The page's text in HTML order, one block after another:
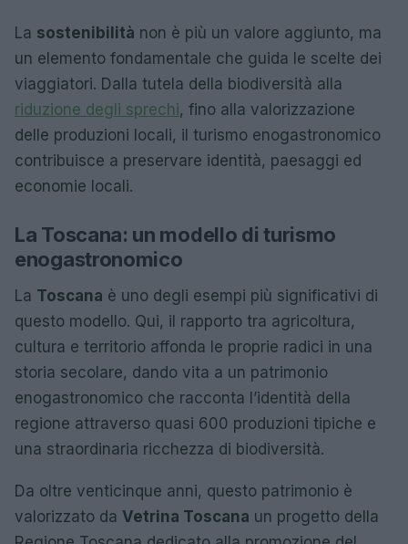
La sostenibilità non è più un valore aggiunto, ma
un elemento fondamentale che guida le scelte dei
viaggiatori. Dalla tutela della biodiversità alla
riduzione degli sprechi, fino alla valorizzazione
delle produzioni locali, il turismo enogastronomico
contribuisce a preservare identità, paesaggi ed
economie locali.
La Toscana: un modello di turismo
enogastronomico
La Toscana è uno degli esempi più significativi di
questo modello. Qui, il rapporto tra agricoltura,
cultura e territorio affonda le proprie radici in una
storia secolare, dando vita a un patrimonio
enogastronomico che racconta l’identità della
regione attraverso quasi 600 produzioni tipiche e
una straordinaria ricchezza di biodiversità.
Da oltre venticinque anni, questo patrimonio è
valorizzato da Vetrina Toscana un progetto della